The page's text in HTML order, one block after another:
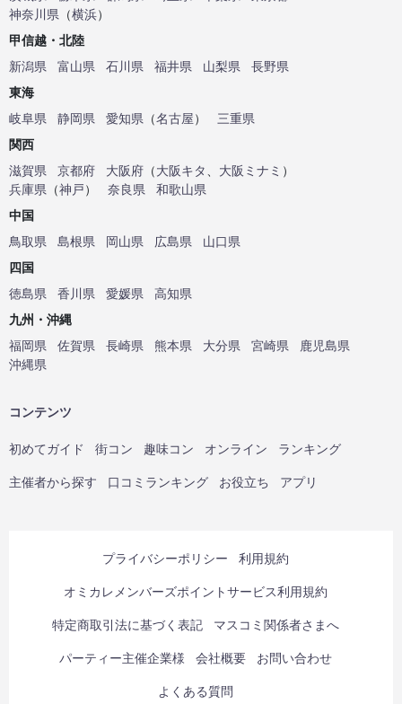
神奈川県 （横浜）
甲信越・北陸
新潟県
富山県 石川県 福井県 山梨県
長野県
東海
岐阜県
静岡県 愛知県 （名古屋）
三重県
関西
滋賀県
京都府 大阪府 （大阪キタ 大阪ミナミ ）
兵庫県 （神戸） 奈良県
和歌山県
中国
鳥取県
島根県 岡山県 広島県
山口県
四国
徳島県
香川県 愛媛県
高知県
九州・沖縄
福岡県
佐賀県 長崎県 熊本県 大分県 宮崎県
鹿児島県
沖縄県
コンテンツ
初めてガイド 街コン 趣味コン オンライン ランキング
主催者から探す 口コミランキング お役立ち アプリ
プライバシーポリシー 利用規約
オミカレメンバーズポイントサービス利用規約
特定商取引法に基づく表記 マスコミ関係者さまへ
パーティー主催企業様 会社概要 お問い合わせ
よくある質問